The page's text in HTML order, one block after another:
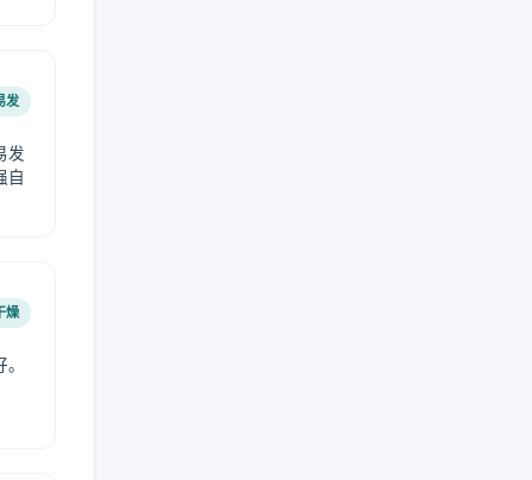
发
发
自
燥